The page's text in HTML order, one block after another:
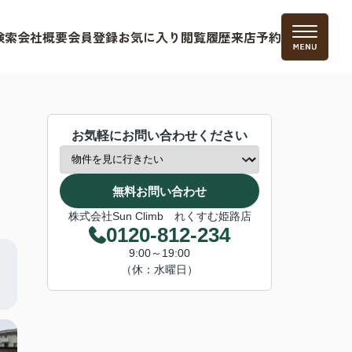
索会社概要会員登録お気に入り 閲覧履歴来店予約
お気軽にお問い合わせください
無料お問い合わせ
株式会社Sun Climb れくすむ姫路店
0120-812-234
9:00～19:00
（休：水曜日）